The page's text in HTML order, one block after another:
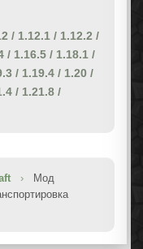
/ 1.12.1 / 1.12.2 /
/ 1.16.5 / 1.18.1 /
/ 1.19.4 / 1.20 /
/ 1.21.8 /
›
Мод